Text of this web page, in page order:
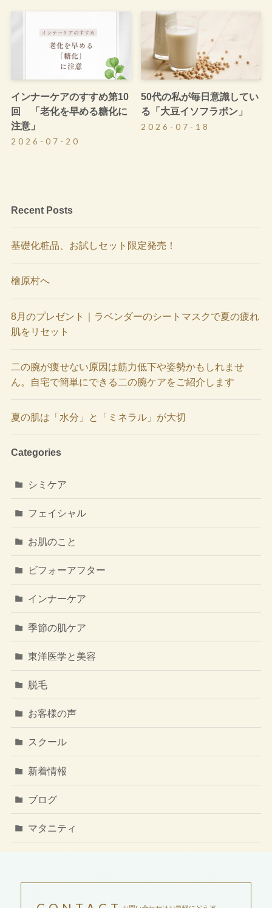
インナーケアのすすめ第10
回 「老化を早める糖化に
注意」
2026-07-20
50代の私が毎日意識してい
る「大豆イソフラボン」
2026-07-18
Recent Posts
基礎化粧品、お試しセット限定発売！
檜原村へ
8月のプレゼント｜ラベンダーのシートマスクで夏の疲れ
肌をリセット
二の腕が痩せない原因は筋力低下や姿勢かもしれませ
ん。自宅で簡単にできる二の腕ケアをご紹介します
夏の肌は「水分」と「ミネラル」が大切
Categories
シミケア
フェイシャル
お肌のこと
ビフォーアフター
インナーケア
季節の肌ケア
東洋医学と美容
脱毛
お客様の声
スクール
新着情報
ブログ
マタニティ